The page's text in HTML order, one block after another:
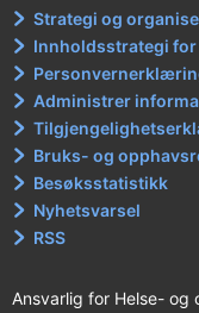
Strategi og
Innholdsstrategi
Administrer
Bruks- og
Besøksstatistikk
Nyhetsvarsel
RSS
Ansvarlig for Helse- og